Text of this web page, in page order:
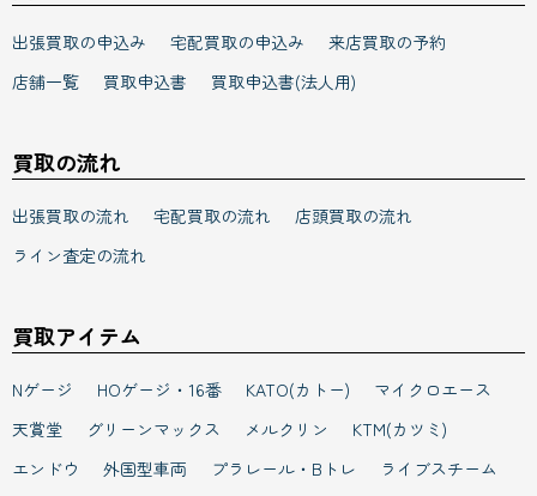
出張買取の申込み 宅配買取の申込み
来店買取の予約
店舗一覧
買取申込書 買取申込書(法人用)
買取の流れ
出張買取の流れ 宅配買取の流れ
店頭買取の流れ
ライン査定の流れ
買取アイテム
Nゲージ HOゲージ・16番 KATO(カトー)
マイクロエース
天賞堂
グリーンマックス メルクリン
KTM(カツミ)
エンドウ
外国型車両 プラレール・Bトレ
ライブスチーム